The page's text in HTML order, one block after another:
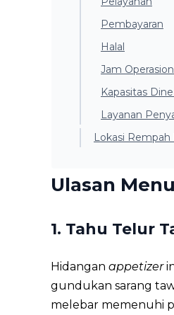
Pembayaran
Halal
Jam
Kapasitas
Layanan
Lokasi Rempah
Ulasan
1. Tahu Telur
Hidangan appetizer
gundukan sarang
melebar memenuhi